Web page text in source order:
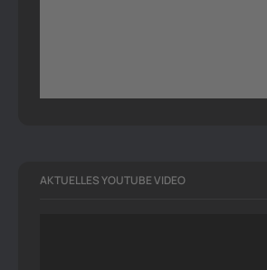
AKTUELLES YOUTUBE VIDEO